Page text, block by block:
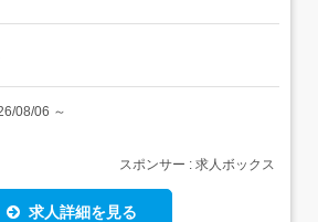
08/06 ～
スポンサー : 求人ボックス
求人詳細を見る